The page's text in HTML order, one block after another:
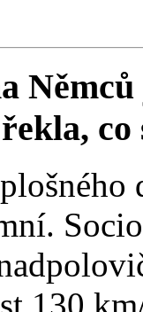
co